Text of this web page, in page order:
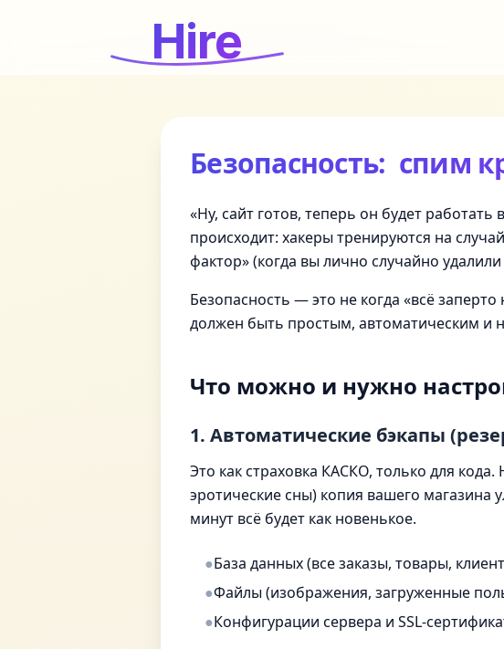
Hire
Безопасность: спим
«Ну, сайт готов, теперь он будет
происходит: хакеры тренируются на
фактор» (когда вы лично случайно
Безопасность — это не когда «всё
должен быть простым, автоматическим и
Что можно и нужно
1. Автоматические бэкапы
Это как страховка КАСКО, только для
эротические сны) копия вашего магазина
минут всё будет как новенькое.
●База данных (все заказы, товары,
●Файлы (изображения, загруженные
●Конфигурации сервера и SSL-